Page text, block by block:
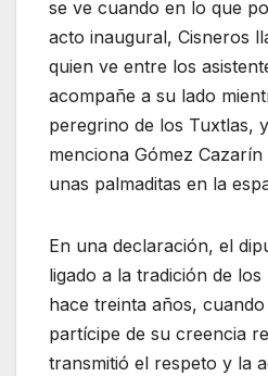
se ve cuando en lo que
acto inaugural, Cisneros
quien ve entre los
acompañe a su lado
peregrino de los Tuxtlas,
menciona Gómez
unas palmaditas en la
En una declaración, el
ligado a la tradición de
hace treinta años,
partícipe de su creencia
transmitió el respeto y la